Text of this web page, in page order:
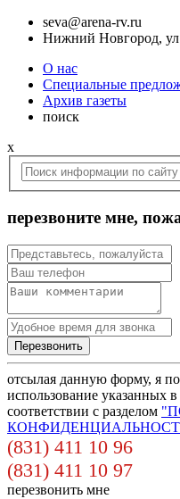
seva@arena-rv.ru
Нижний Новгород,
О нас
Специальные
Архив газеты
поиск
x
перезвоните мне,
отсылая данную форму, я
использование указанных
соответствии с разделом
(831) 411 10 96
(831) 411 10 97
перезвонить мне